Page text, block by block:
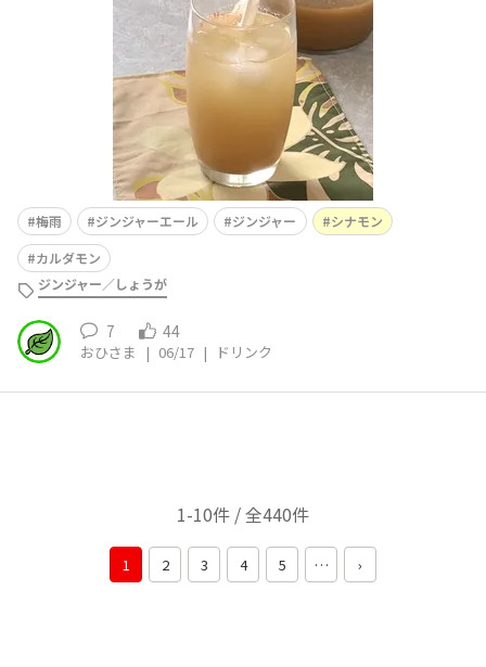
たようで、超ジ
梅雨 ジンジャーエール ジンジャー
シナモン
カルダモン
ジンジャー／しょうが
7 44
おひさま | 06/17 | ドリンク
1-10件 / 全440件
1 2 3 4 5 … ›